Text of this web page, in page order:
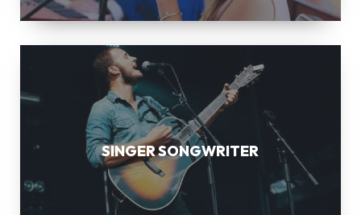
SINGER SONGWRITER
SONGWRITER